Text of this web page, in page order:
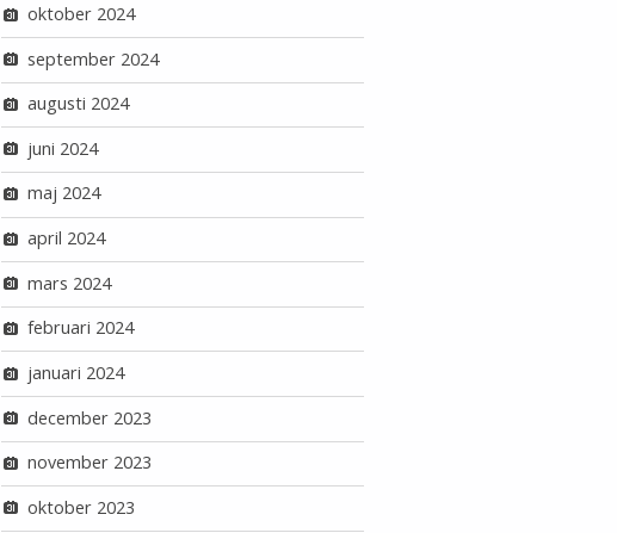
oktober 2024
september 2024
augusti 2024
juni 2024
maj 2024
april 2024
mars 2024
februari 2024
januari 2024
december 2023
november 2023
oktober 2023